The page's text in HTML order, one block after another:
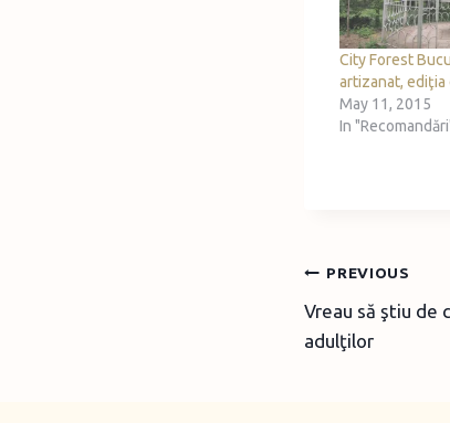
City Forest
artizanat, ediţia
May 11, 2015
In
Post
PREVIOUS
Vreau să ştiu de
adulţilor